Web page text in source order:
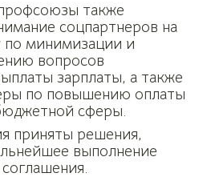
также
соцпартнеров на
по минимизации и
вопросов
зарплаты, а также
по повышению оплаты
сферы.
приняты решения,
выполнение